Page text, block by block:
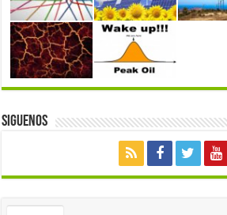
Siguenos